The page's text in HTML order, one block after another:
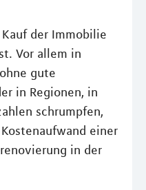
der Immobilie
Vor allem in
gute
in Regionen, in
schrumpfen,
einer
in der